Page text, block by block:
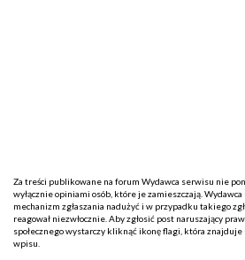
Za treści publikowane na forum Wydawca serwisu nie
wyłącznie opiniami osób, które je zamieszczają.
mechanizm zgłaszania nadużyć i w przypadku takiego
reagował niezwłocznie. Aby zgłosić post naruszający
społecznego wystarczy kliknąć ikonę flagi, która
wpisu.